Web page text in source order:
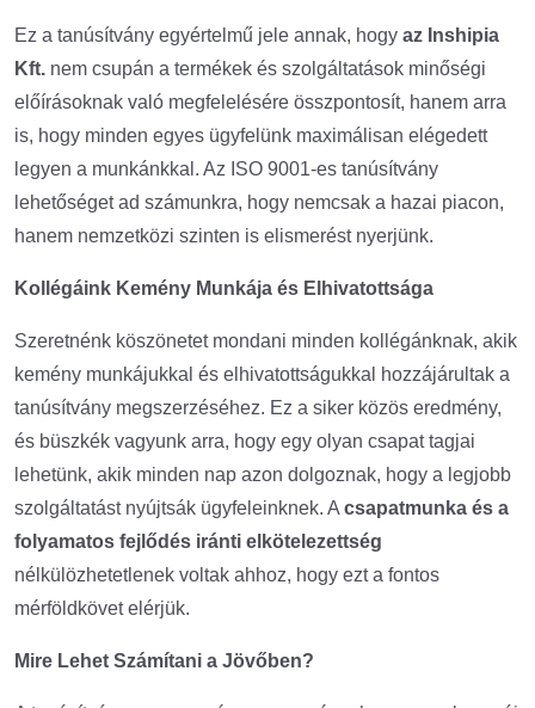
Ez a tanúsítvány egyértelmű jele annak, hogy az Inshipia
Kft. nem csupán a termékek és szolgáltatások minőségi
előírásoknak való megfelelésére összpontosít, hanem arra
is, hogy minden egyes ügyfelünk maximálisan elégedett
legyen a munkánkkal. Az ISO 9001-es tanúsítvány
lehetőséget ad számunkra, hogy nemcsak a hazai piacon,
hanem nemzetközi szinten is elismerést nyerjünk.
Kollégáink Kemény Munkája és Elhivatottsága
Szeretnénk köszönetet mondani minden kollégánknak, akik
kemény munkájukkal és elhivatottságukkal hozzájárultak a
tanúsítvány megszerzéséhez. Ez a siker közös eredmény,
és büszkék vagyunk arra, hogy egy olyan csapat tagjai
lehetünk, akik minden nap azon dolgoznak, hogy a legjobb
szolgáltatást nyújtsák ügyfeleinknek. A csapatmunka és a
folyamatos fejlődés iránti elkötelezettség
nélkülözhetetlenek voltak ahhoz, hogy ezt a fontos
mérföldkövet elérjük.
Mire Lehet Számítani a Jövőben?